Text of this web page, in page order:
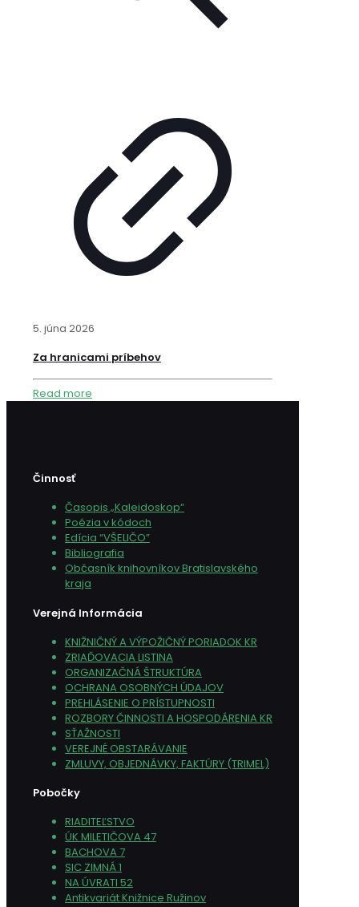
5. júna 2026
Za hranicami príbehov
Read more
Činnosť
Časopis „Kaleidoskop“
Poézia v kódoch
Edícia “VŠELIČO”
Bibliografia
Občasník knihovníkov Bratislavského
kraja
Verejná Informácia
KNIŽNIČNÝ A VÝPOŽIČNÝ PORIADOK KR
ZRIAĎOVACIA LISTINA
ORGANIZAČNÁ ŠTRUKTÚRA
OCHRANA OSOBNÝCH ÚDAJOV
PREHLÁSENIE O PRÍSTUPNOSTI
ROZBORY ČINNOSTI A HOSPODÁRENIA KR
SŤAŽNOSTI
VEREJNÉ OBSTARÁVANIE
ZMLUVY, OBJEDNÁVKY, FAKTÚRY (TRIMEL)
Pobočky
RIADITEĽSTVO
ÚK MILETIČOVA 47
BACHOVA 7
SIC ZIMNÁ 1
NA ÚVRATI 52
Antikvariát Knižnice Ružinov